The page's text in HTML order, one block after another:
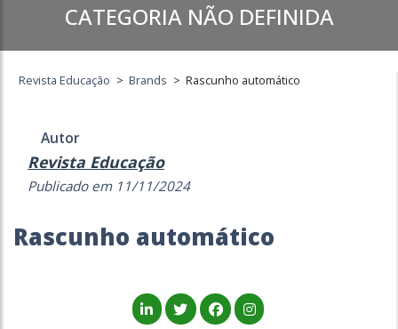
CATEGORIA NÃO DEFINIDA
Revista Educação > Brands > Rascunho automático
Autor
Revista Educação
Publicado em 11/11/2024
Rascunho automático